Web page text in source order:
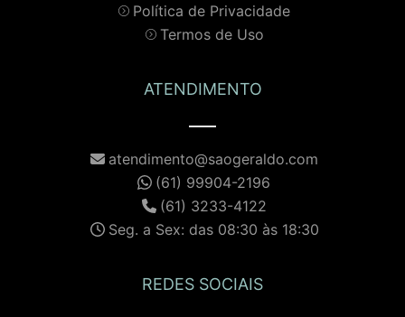
Política de Privacidade
Termos de Uso
ATENDIMENTO
atendimento@saogeraldo.com
(61) 99904-2196
(61) 3233-4122
Seg. a Sex: das 08:30 às 18:30
REDES SOCIAIS